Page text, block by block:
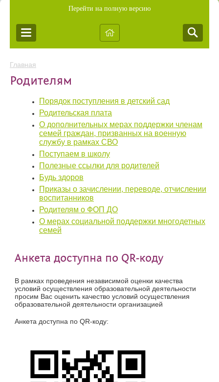
Перейти на полную версию
Главная
Родителям
Порядок поступления в детский сад
Родительская плата
О дополнительных мерах поддержки членам
семей граждан, призванных на военную
службу в рамках СВО
Поступаем в школу
Полезные ссылки для родителей
Будь здоров
Приказы о зачислении, переводе, отчислении
воспитанников
Родителям о ФОП ДО
О мерах социальной поддержки многодетных
семей
Анкета доступна по QR-коду
В рамках проведения независимой оценки качества
условий осуществления образовательной деятельности
просим Вас оценить качество условий осуществления
образовательной деятельности организацией
Анкета доступна по QR-коду: